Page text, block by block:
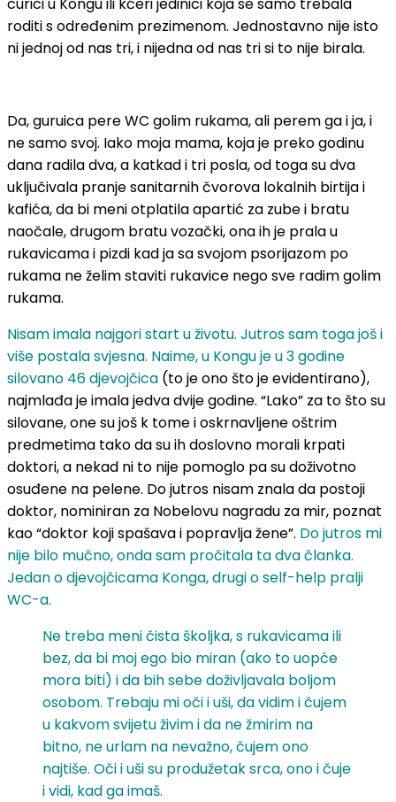
roditi s određenim prezimenom. Jednostavno nije isto
ni jednoj od nas tri, i nijedna od nas tri si to nije birala.
Da, guruica pere WC golim rukama, ali perem ga i ja, i
ne samo svoj. Iako moja mama, koja je preko godinu
dana radila dva, a katkad i tri posla, od toga su dva
uključivala pranje sanitarnih čvorova lokalnih birtija i
kafića, da bi meni otplatila apartić za zube i bratu
naočale, drugom bratu vozački, ona ih je prala u
rukavicama i pizdi kad ja sa svojom psorijazom po
rukama ne želim staviti rukavice nego sve radim golim
rukama.
Nisam imala najgori start u životu. Jutros sam toga još i
više postala svjesna. Naime, u Kongu je u 3 godine
silovano 46 djevojčica (to je ono što je evidentirano),
najmlađa je imala jedva dvije godine. “Lako” za to što su
silovane, one su još k tome i oskrnavljene oštrim
predmetima tako da su ih doslovno morali krpati
doktori, a nekad ni to nije pomoglo pa su doživotno
osuđene na pelene. Do jutros nisam znala da postoji
doktor, nominiran za Nobelovu nagradu za mir, poznat
kao “doktor koji spašava i popravlja žene”. Do jutros mi
nije bilo mučno, onda sam pročitala ta dva članka.
Jedan o djevojčicama Konga, drugi o self-help pralji
WC-a.
Ne treba meni čista školjka, s rukavicama ili
bez, da bi moj ego bio miran (ako to uopće
mora biti) i da bih sebe doživljavala boljom
osobom. Trebaju mi oči i uši, da vidim i čujem
u kakvom svijetu živim i da ne žmirim na
bitno, ne urlam na nevažno, čujem ono
najtiše. Oči i uši su produžetak srca, ono i čuje
i vidi, kad ga imaš.